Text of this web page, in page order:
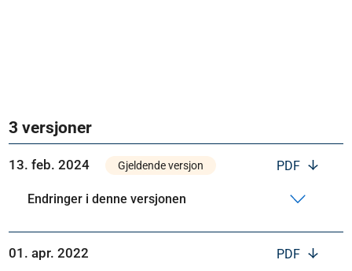
3 versjoner
PDF
13. feb. 2024 Gjeldende versjon
Endringer i denne versjonen
PDF
01. apr. 2022